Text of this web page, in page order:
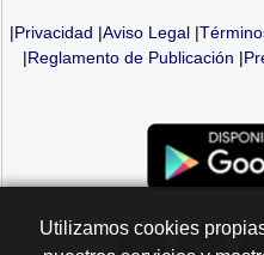
|Privacidad |Aviso Legal |
|Reglamento de Publicación |
Utilizamos cookies